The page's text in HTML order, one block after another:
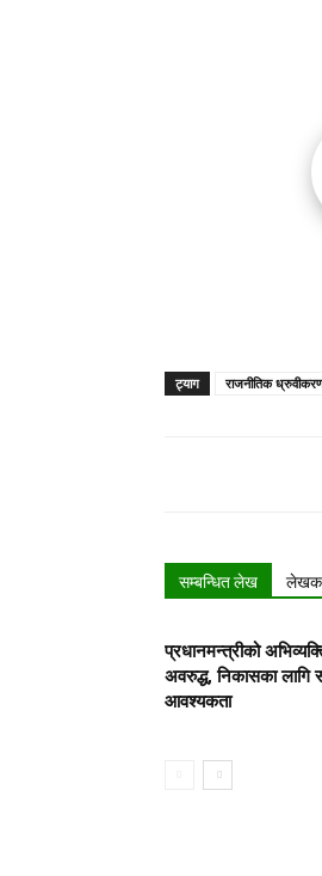
ट्याग राजनीतिक
सम्बन्धित लेख लेखक
प्रधानमन्त्रीको
अवरुद्ध, निकासका लागि
आवश्यकता